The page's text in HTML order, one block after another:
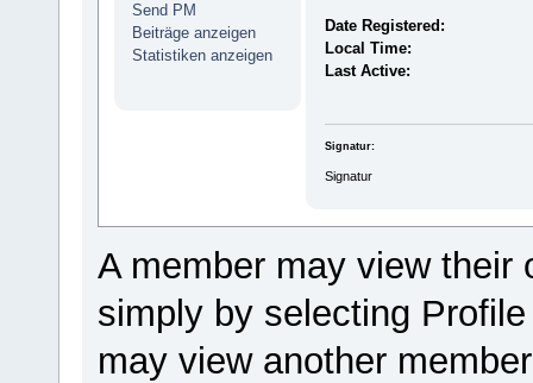
Send PM
Beiträge anzeigen
Statistiken anzeigen
Date Registered:
Local Time:
Last Active:
Signatur:
Signatur
A member may view their
simply by selecting
may view another